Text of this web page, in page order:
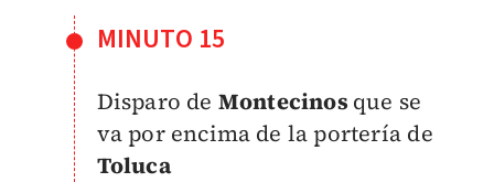
MINUTO 15
Disparo de Montecinos que se
va por encima de la portería de
Toluca